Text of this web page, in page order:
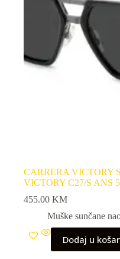
CARRERA VICTORY
VICTORY C27/S ANS
455.00 KM
Muške sunčane
Dodaj u